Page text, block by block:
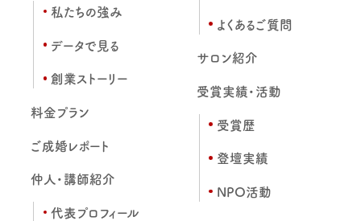
私たちの強み
データで見る
創業ストーリー
料金プラン
ご成婚レポート
仲人・講師紹介
代表プロフィール
よくあるご質問
サロン紹介
受賞実績・活動
受賞歴
登壇実績
NPO活動